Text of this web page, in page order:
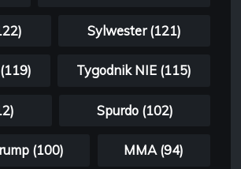
Sylwester (121)
Tygodnik NIE (115)
Spurdo (102)
(100) MMA (94)